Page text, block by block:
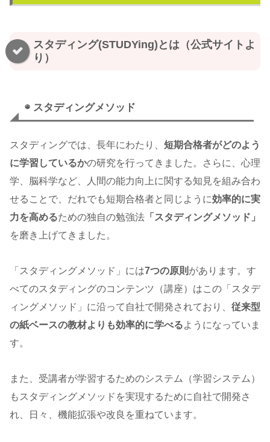
スタディング(STUDYing)とは（公式サイトよ
り）
◉ スタディングメソッド
スタディングでは、長年にわたり、 短期合格者がどのよう
に学習しているかの研究を行ってきました。さらに、心理
学、脳科学など、人間の能力向上に関する知見を組み合わ
せることで、だれでも短期合格者と同じように効率的に実
力を高めるための独自の勉強法 「スタディングメソッド」
を磨き上げてきました。
「スタディングメソッド」には7つの原則 があります。す
べてのスタディングのコンテンツ（講座）はこの「スタデ
ィングメソッド」に沿って自社で開発されており、 従来型
の紙ベースの教材よりも効率的に学べるようになっていま
す。
また、受講者が学習するためのシステム（学習システム）
もスタディングメソッドを実現するために自社で開発さ
れ、日々、機能拡張や改良を重ねています。